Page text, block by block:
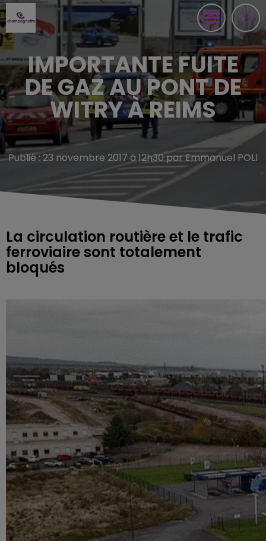
IMPORTANTE FUITE
DE GAZ AU PONT DE
WITRY À REIMS
Publié : 23 novembre 2017 à 12h30 par Emmanuel POLI
La circulation routière et le trafic
ferroviaire sont totalement
bloqués